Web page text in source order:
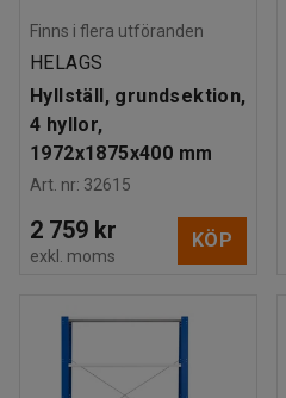
Finns i flera utföranden
HELAGS
Hyllställ, grundsektion,
4 hyllor,
1972x1875x400 mm
Art. nr: 32615
2 759 kr
exkl. moms
KÖP